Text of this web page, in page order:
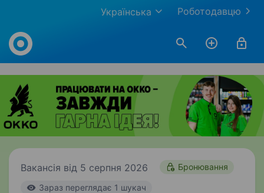
Роботодавцю
Українська
Work.ua
Вакансія від 5 серпня 2026 Бронювання
Зараз переглядає 1 шукач